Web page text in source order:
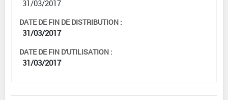
31/03/2017
DATE DE FIN DE DISTRIBUTION :
31/03/2017
DATE DE FIN D'UTILISATION :
31/03/2017